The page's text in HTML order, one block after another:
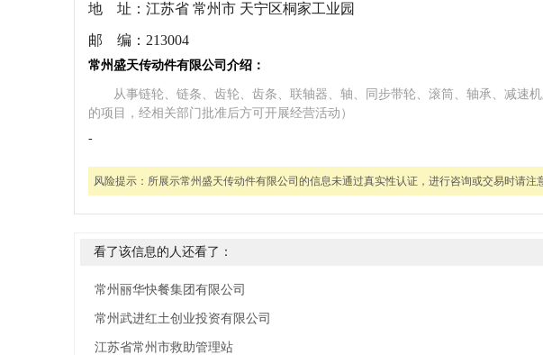
地 址： 江苏省 常州市 天宁区桐家工业园
邮 编： 213004
常州盛天传动件有限公司介绍：
从事链轮、链条、齿轮、齿条、联轴器、轴、同步带轮、滚筒、轴承、减速
的项目，经相关部门批准后方可开展经营活动）
-
风险提示： 所展示常州盛天传动件有限公司的信息未通过真实性认证，进行咨询或交易时请注
看了该信息的人还看了：
常州丽华快餐集团有限公司
常州武进红土创业投资有限公司
江苏省常州市救助管理站